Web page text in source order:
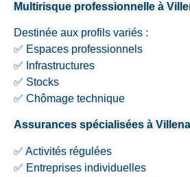
Multirisque professionnelle à
Destinée aux profils variés :
✅ Espaces professionnels
✅ Infrastructures
✅ Stocks
✅ Chômage technique
Assurances spécialisées à
✅ Activités régulées
✅ Entreprises individuelles